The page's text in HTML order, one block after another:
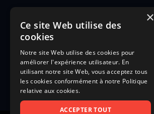
×
Ce site Web utilise des
cookies
Notre site Web utilise des cookies pour
améliorer l'expérience utilisateur. En
utilisant notre site Web, vous acceptez tous
les cookies conformément à notre Politique
relative aux cookies.
ACCEPTER TOUT